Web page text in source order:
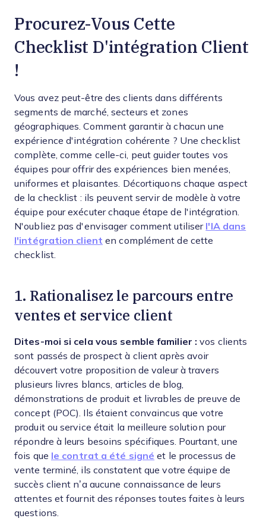
Procurez-Vous Cette
Checklist D'intégration Client
!
Vous avez peut-être des clients dans différents
segments de marché, secteurs et zones
géographiques. Comment garantir à chacun une
expérience d'intégration cohérente ? Une checklist
complète, comme celle-ci, peut guider toutes vos
équipes pour offrir des expériences bien menées,
uniformes et plaisantes. Décortiquons chaque aspect
de la checklist : ils peuvent servir de modèle à votre
équipe pour exécuter chaque étape de l'intégration.
N'oubliez pas d'envisager comment utiliser l'IA dans
l'intégration client en complément de cette
checklist.
1. Rationalisez le parcours entre
ventes et service client
Dites-moi si cela vous semble familier : vos clients
sont passés de prospect à client après avoir
découvert votre proposition de valeur à travers
plusieurs livres blancs, articles de blog,
démonstrations de produit et livrables de preuve de
concept (POC). Ils étaient convaincus que votre
produit ou service était la meilleure solution pour
répondre à leurs besoins spécifiques. Pourtant, une
fois que le contrat a été signé et le processus de
vente terminé, ils constatent que votre équipe de
succès client n’a aucune connaissance de leurs
attentes et fournit des réponses toutes faites à leurs
questions.